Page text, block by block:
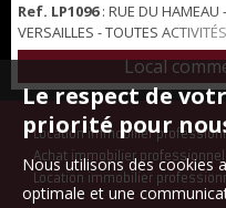
Ref. LP1096: RUE DU HAMEAU
VERSAILLES - TOUTES
commercial situé a proximité
des Sports. 15 mètres de
4,5 m , pas de porteur, ce
restauration, sportives,
restauration, d...
Local
Location immobilier
Achat immobilier professionnel
Location immobilier
Le respect de
priorité pour
Nous utilisons des cookies
optimale et une